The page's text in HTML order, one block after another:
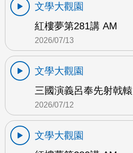
文學大觀園
紅樓夢第281講 AM
2026/07/13
文學大觀園
三國演義呂奉先射戟
2026/07/12
文學大觀園